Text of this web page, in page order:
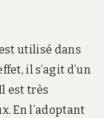
utilisé dans
il s’agit d’un
est très
En l’adoptant